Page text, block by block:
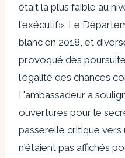
était la plus faible au
l'exécutif». Le
blanc en 2018, et
provoqué des
l'égalité des chances
L'ambassadeur a
ouvertures pour le
passerelle critique vers
n'étaient pas affichés